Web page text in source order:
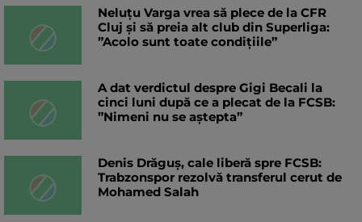
Neluțu Varga vrea să plece de la CFR
Cluj și să preia alt club din Superliga:
”Acolo sunt toate condițiile”
A dat verdictul despre Gigi Becali la
cinci luni după ce a plecat de la FCSB:
”Nimeni nu se aștepta”
Denis Drăguș, cale liberă spre FCSB:
Trabzonspor rezolvă transferul cerut de
Mohamed Salah